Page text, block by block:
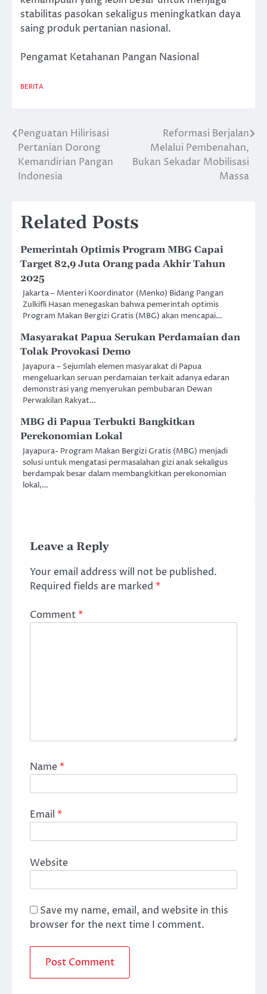
stabilitas pasokan sekaligus meningkatkan daya
saing produk pertanian nasional.
Pengamat Ketahanan Pangan Nasional
BERITA
Post
navigation
Penguatan Hilirisasi
Pertanian Dorong
Kemandirian Pangan
Indonesia
Reformasi Berjalan
Melalui Pembenahan,
Bukan Sekadar Mobilisasi
Massa
Related Posts
Pemerintah Optimis Program MBG Capai
Target 82,9 Juta Orang pada Akhir Tahun
2025
Jakarta – Menteri Koordinator (Menko) Bidang Pangan
Zulkifli Hasan menegaskan bahwa pemerintah optimis
Program Makan Bergizi Gratis (MBG) akan mencapai…
Masyarakat Papua Serukan Perdamaian dan
Tolak Provokasi Demo
Jayapura – Sejumlah elemen masyarakat di Papua
mengeluarkan seruan perdamaian terkait adanya edaran
demonstrasi yang menyerukan pembubaran Dewan
Perwakilan Rakyat…
MBG di Papua Terbukti Bangkitkan
Perekonomian Lokal
Jayapura- Program Makan Bergizi Gratis (MBG) menjadi
solusi untuk mengatasi permasalahan gizi anak sekaligus
berdampak besar dalam membangkitkan perekonomian
lokal,…
Leave a Reply
Your email address will not be published.
Required fields are marked *
Comment*
Name*
Email *
Website
Save my name, email, and website in this
browser for the next time I comment.